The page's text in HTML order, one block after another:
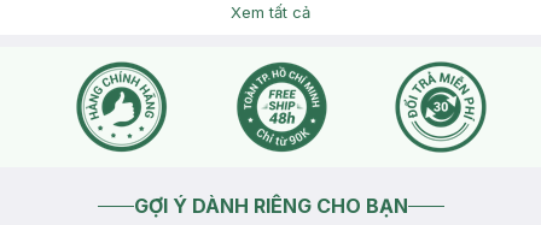
Xem tất cả
GỢI Ý DÀNH RIÊNG CHO BẠN